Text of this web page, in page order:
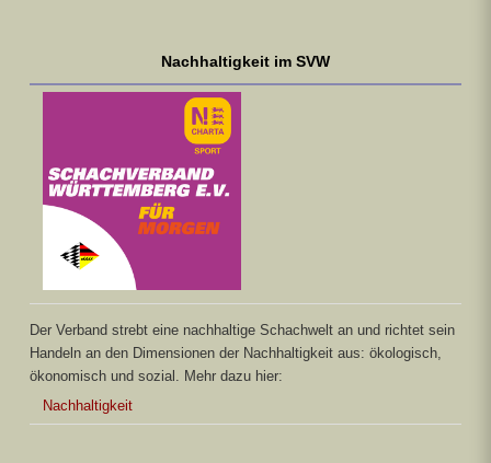
Nachhaltigkeit im SVW
Der Verband strebt eine nachhaltige Schachwelt an und richtet sein
Handeln an den Dimensionen der Nachhaltigkeit aus: ökologisch,
ökonomisch und sozial. Mehr dazu hier:
Nachhaltigkeit